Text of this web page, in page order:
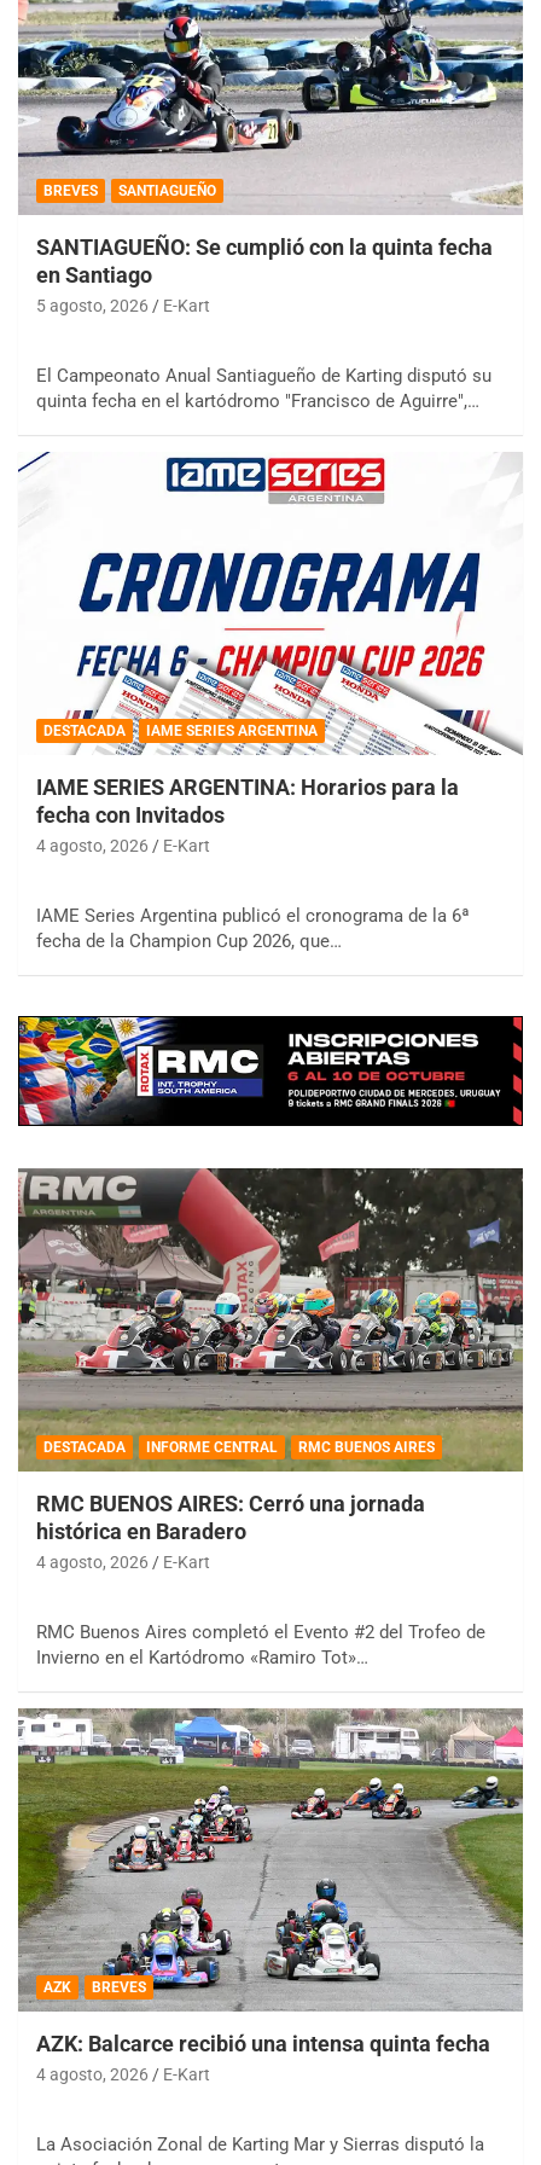
BREVES SANTIAGUEÑO
SANTIAGUEÑO: Se cumplió con la quinta fecha
en Santiago
5 agosto, 2026 E-Kart
El Campeonato Anual Santiagueño de Karting disputó su
quinta fecha en el kartódromo "Francisco de Aguirre",…
DESTACADA IAME SERIES ARGENTINA
IAME SERIES ARGENTINA: Horarios para la
fecha con Invitados
4 agosto, 2026 E-Kart
IAME Series Argentina publicó el cronograma de la 6ª
fecha de la Champion Cup 2026, que…
DESTACADA INFORME CENTRAL RMC BUENOS AIRES
RMC BUENOS AIRES: Cerró una jornada
histórica en Baradero
4 agosto, 2026 E-Kart
RMC Buenos Aires completó el Evento #2 del Trofeo de
Invierno en el Kartódromo «Ramiro Tot»…
AZK BREVES
AZK: Balcarce recibió una intensa quinta fecha
4 agosto, 2026 E-Kart
La Asociación Zonal de Karting Mar y Sierras disputó la